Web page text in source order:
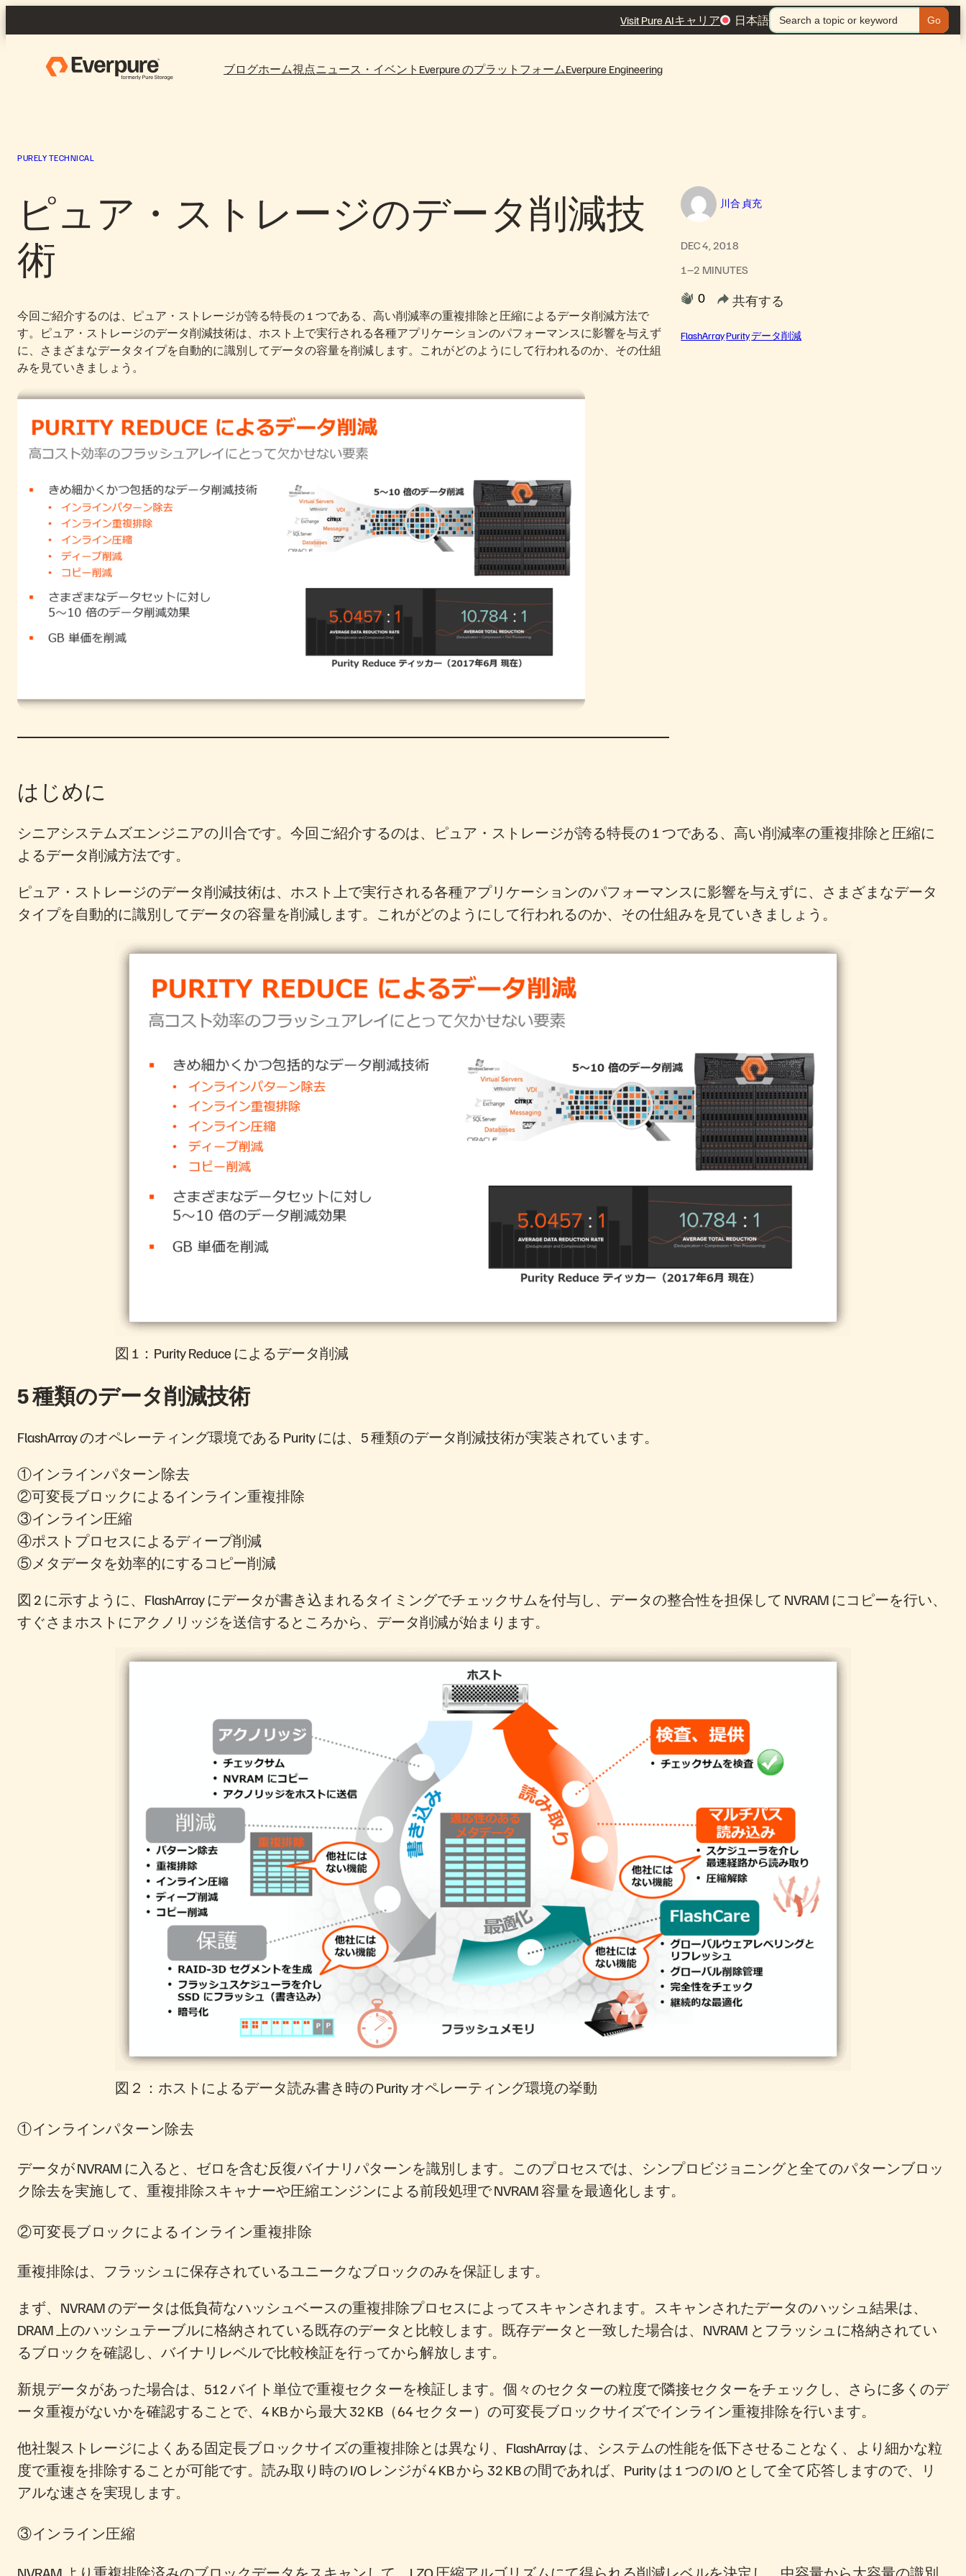
to
Visit Pure AIキャリア 日本語
Search
for:
ブログホーム視点ニュース・イベント Everpure のプラットフォームEverpure Engineering
PURELY TECHNICAL
ピュア・ストレージのデータ削減技
術
今回ご紹介するのは、ピュア・ストレージが誇る特長の 1 つである、高い削減率の重複排除と圧縮によるデータ削減方法で
す。ピュア・ストレージのデータ削減技術は、ホスト上で実行される各種アプリケーションのパフォーマンスに影響を与えず
に、さまざまなデータタイプを自動的に識別してデータの容量を削減します。これがどのようにして行われるのか、その仕組
みを見ていきましょう。
川合 貞充
DEC 4, 2018
1–2 MINUTES
0
共有する
FlashArrayPurityデータ削減
はじめに
シニアシステムズエンジニアの川合です。今回ご紹介するのは、ピュア・ストレージが誇る特長の 1 つである、高い削減率の重複排除と圧縮に
よるデータ削減方法です。
ピュア・ストレージのデータ削減技術は、ホスト上で実行される各種アプリケーションのパフォーマンスに影響を与えずに、さまざまなデータ
タイプを自動的に識別してデータの容量を削減します。これがどのようにして行われるのか、その仕組みを見ていきましょう。
図 1：Purity Reduce によるデータ削減
5 種類のデータ削減技術
FlashArray のオペレーティング環境である Purity には、5 種類のデータ削減技術が実装されています。
①インラインパターン除去
②可変長ブロックによるインライン重複排除
③インライン圧縮
④ポストプロセスによるディープ削減
⑤メタデータを効率的にするコピー削減
図 2 に示すように、FlashArray にデータが書き込まれるタイミングでチェックサムを付与し、データの整合性を担保して NVRAM にコピーを行い、
すぐさまホストにアクノリッジを送信するところから、データ削減が始まります。
図２：ホストによるデータ読み書き時の Purity オペレーティング環境の挙動
①インラインパターン除去
データが NVRAM に入ると、ゼロを含む反復バイナリパターンを識別します。このプロセスでは、シンプロビジョニングと全てのパターンブロッ
ク除去を実施して、重複排除スキャナーや圧縮エンジンによる前段処理で NVRAM 容量を最適化します。
②可変長ブロックによるインライン重複排除
重複排除は、フラッシュに保存されているユニークなブロックのみを保証します。
まず、NVRAM のデータは低負荷なハッシュベースの重複排除プロセスによってスキャンされます。スキャンされたデータのハッシュ結果は、
DRAM 上のハッシュテーブルに格納されている既存のデータと比較します。既存データと一致した場合は、NVRAM とフラッシュに格納されてい
るブロックを確認し、バイナリレベルで比較検証を行ってから解放します。
新規データがあった場合は、512 バイト単位で重複セクターを検証します。個々のセクターの粒度で隣接セクターをチェックし、さらに多くのデ
ータ重複がないかを確認することで、4 KB から最大 32 KB（64 セクター）の可変長ブロックサイズでインライン重複排除を行います。
他社製ストレージによくある固定長ブロックサイズの重複排除とは異なり、FlashArray は、システムの性能を低下させることなく、より細かな粒
度で重複を排除することが可能です。読み取り時の I/O レンジが 4 KB から 32 KB の間であれば、Purity は 1 つの I/O として全て応答しますので、リ
アルな速さを実現します。
③インライン圧縮